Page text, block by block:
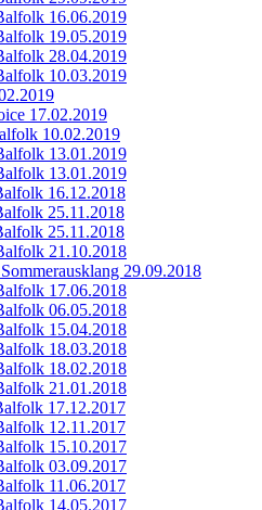
16.06.2019
19.05.2019
28.04.2019
10.03.2019
17.02.2019
10.02.2019
13.01.2019
13.01.2019
16.12.2018
25.11.2018
25.11.2018
21.10.2018
29.09.2018
17.06.2018
06.05.2018
15.04.2018
18.03.2018
18.02.2018
21.01.2018
17.12.2017
12.11.2017
15.10.2017
03.09.2017
11.06.2017
14.05.2017